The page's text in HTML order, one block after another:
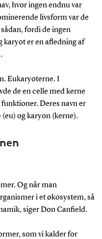
hvor ingen endnu var
livsform var de
fordi de ingen
karyot er en afledning af
Eukaryoterne. I
de en celle med kerne
Deres navn er
og karyon (kerne).
Og når man
i et økosystem, så
siger Don Canfield.
som vi kalder for